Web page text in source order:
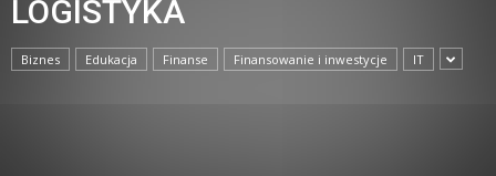
LOGISTYKA
Biznes Edukacja Finanse Finansowanie i inwestycje IT